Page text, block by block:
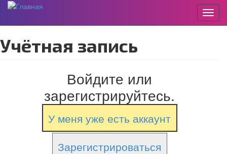
к
основному
Учётная запись
Войдите или
зарегистрируйтесь.
У меня уже есть аккаунт
Зарегистрироваться